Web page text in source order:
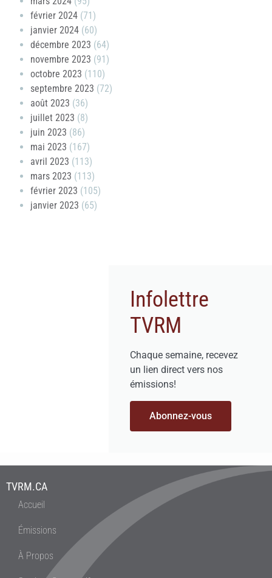
février 2024 (71)
janvier 2024 (60)
décembre 2023 (64)
novembre 2023 (91)
octobre 2023 (110)
septembre 2023 (72)
août 2023 (36)
juillet 2023 (8)
juin 2023 (86)
mai 2023 (167)
avril 2023 (113)
mars 2023 (113)
février 2023 (105)
janvier 2023 (65)
Infolettre
TVRM
Chaque semaine, recevez
un lien direct vers nos
émissions!
Abonnez-vous
TVRM.CA
Accueil
Émissions
À Propos